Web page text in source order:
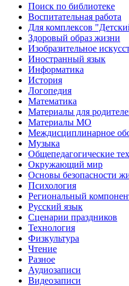
Поиск по библиотеке
Воспитательная работа
Для комплексов
Здоровый образ жизни
Изобразительное
Иностранный язык
Информатика
История
Логопедия
Математика
Материалы для
Материалы МО
Междисциплинарное
Музыка
Общепедагогические
Окружающий мир
Основы безопасности
Психология
Региональный
Русский язык
Сценарии праздников
Технология
Физкультура
Чтение
Разное
Аудиозаписи
Видеозаписи